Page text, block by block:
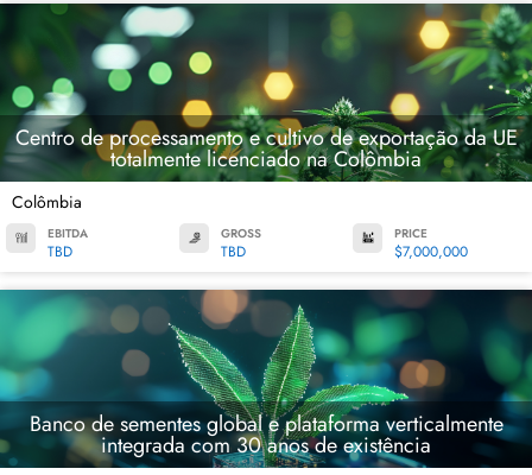
Centro de processamento e cultivo de exportação da UE
totalmente licenciado na Colômbia
Colômbia
EBITDA
TBD
GROSS
TBD
PRICE
$7,000,000
Banco de sementes global e plataforma verticalmente
integrada com 30 anos de existência